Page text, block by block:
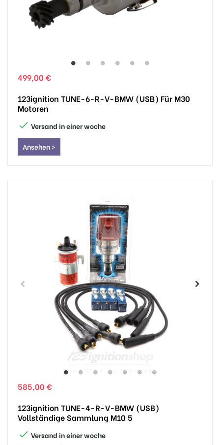
499,00 €
123ignition TUNE-6-R-V-BMW (USB) Für M30
Motoren
 Versand in einer woche
Ansehen >
585,00 €
123ignition TUNE-4-R-V-BMW (USB)
Vollständige Sammlung M10 5
 Versand in einer woche